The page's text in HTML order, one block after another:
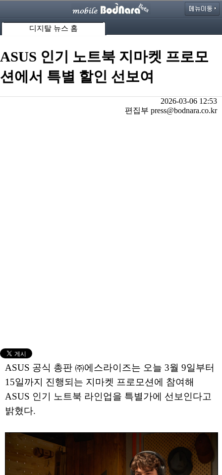
디지탈 뉴스 홈
ASUS 인기 노트북 지마켓 프로모
션에서 특별 할인 선보여
2026-03-06 12:53
편집부 press@bodnara.co.kr
ASUS 공식 총판 ㈜에스라이즈는 오늘 3월 9일부터
15일까지 진행되는 지마켓 프로모션에 참여해
ASUS 인기 노트북 라인업을 특별가에 선보인다고
밝혔다.